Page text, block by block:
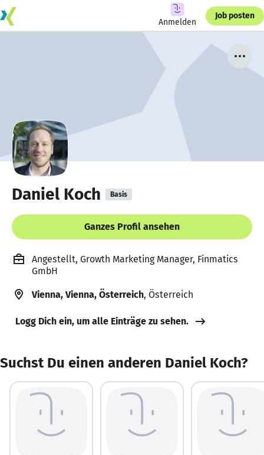
Anmelden
Job posten
Daniel Koch Basis
Ganzes Profil ansehen
Angestellt, Growth Marketing Manager, Finmatics
GmbH
Vienna, Vienna, Österreich, Österreich
Logg Dich ein, um alle Einträge zu sehen.
Suchst Du einen anderen Daniel Koch?